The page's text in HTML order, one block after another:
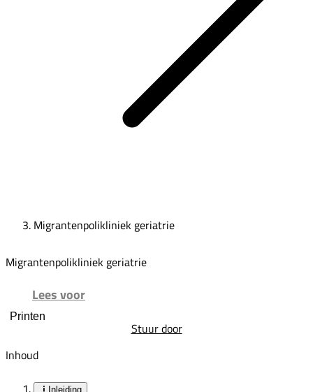
Migrantenpolikliniek geriatrie
Migrantenpolikliniek geriatrie
Lees voor
Printen
Stuur door
Inhoud
Inleiding